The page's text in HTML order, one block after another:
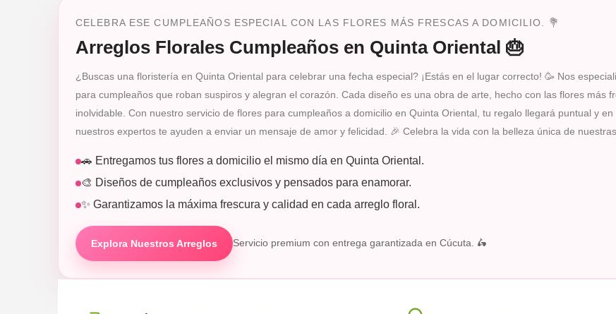
CELEBRA ESE CUMPLEAÑOS ESPECIAL CON LAS FLORES MÁS FRESCAS A DOMICILIO. 💐
Arreglos Florales Cumpleaños en Quinta Oriental 🎂
¿Buscas una floristería en Quinta Oriental para celebrar una fecha especial? ¡Estás en el lugar correcto! 🥳 Nos
para cumpleaños que roban suspiros y alegran el corazón. Cada diseño es una obra de arte, hecho con las flores más
inolvidable. Con nuestro servicio de flores para cumpleaños a domicilio en Quinta Oriental, tu regalo llegará puntual y
nuestros expertos te ayuden a enviar un mensaje de amor y felicidad. 🎉 Celebra la vida con la belleza única de
🚗 Entregamos tus flores a domicilio el mismo día en Quinta Oriental.
🎨 Diseños de cumpleaños exclusivos y pensados para enamorar.
✨ Garantizamos la máxima frescura y calidad en cada arreglo floral.
Explora Nuestros Arreglos Servicio premium con entrega garantizada en Cúcuta. 🛵